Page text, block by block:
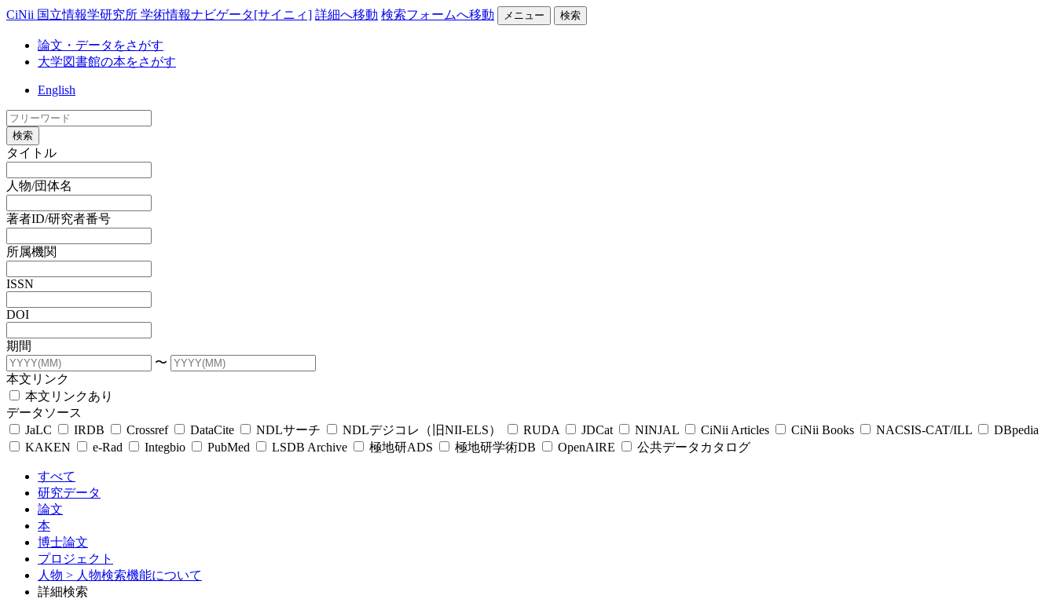
CiNii 国立情報学研究所 学術情報ナビゲータ[サイニィ] 詳細へ移動 検索フォームへ移動 メニュー 検索
論文・データをさがす
大学図書館の本をさがす
English
検索
タイトル
人物/団体名
著者ID/研究者番号
所属機関
ISSN
DOI
期間
〜
本文リンク
本文リンクあり
データソース
JaLC
IRDB Crossref DataCite NDLサーチ NDLデジコレ（旧NII-ELS） RUDA JDCat NINJAL CiNii Articles CiNii Books NACSIS-CAT/ILL
DBpedia
KAKEN
e-Rad Integbio PubMed LSDB Archive 極地研ADS 極地研学術DB OpenAIRE 公共データカタログ
すべて
研究データ
論文
本
博士論文
プロジェクト
人物 > 人物検索機能について
詳細検索